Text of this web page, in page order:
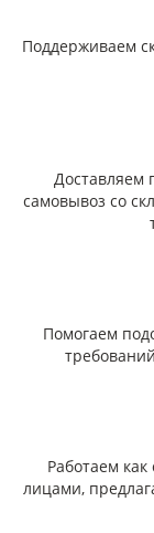
каждый
Под
Готовый
слоев
связующим и
плёнкой и
представляет
высокими
Материал из
эпоксидным
классификации
Поддерживаем
Доставляем
самовывоз со
Помогаем
Работаем
лицами,